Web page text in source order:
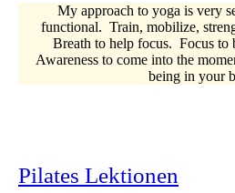
My approach to yoga is very
functional. Train, mobilize,
Breath to help focus. Focus to
Awareness to come into the
being in your
Pilates Lektionen